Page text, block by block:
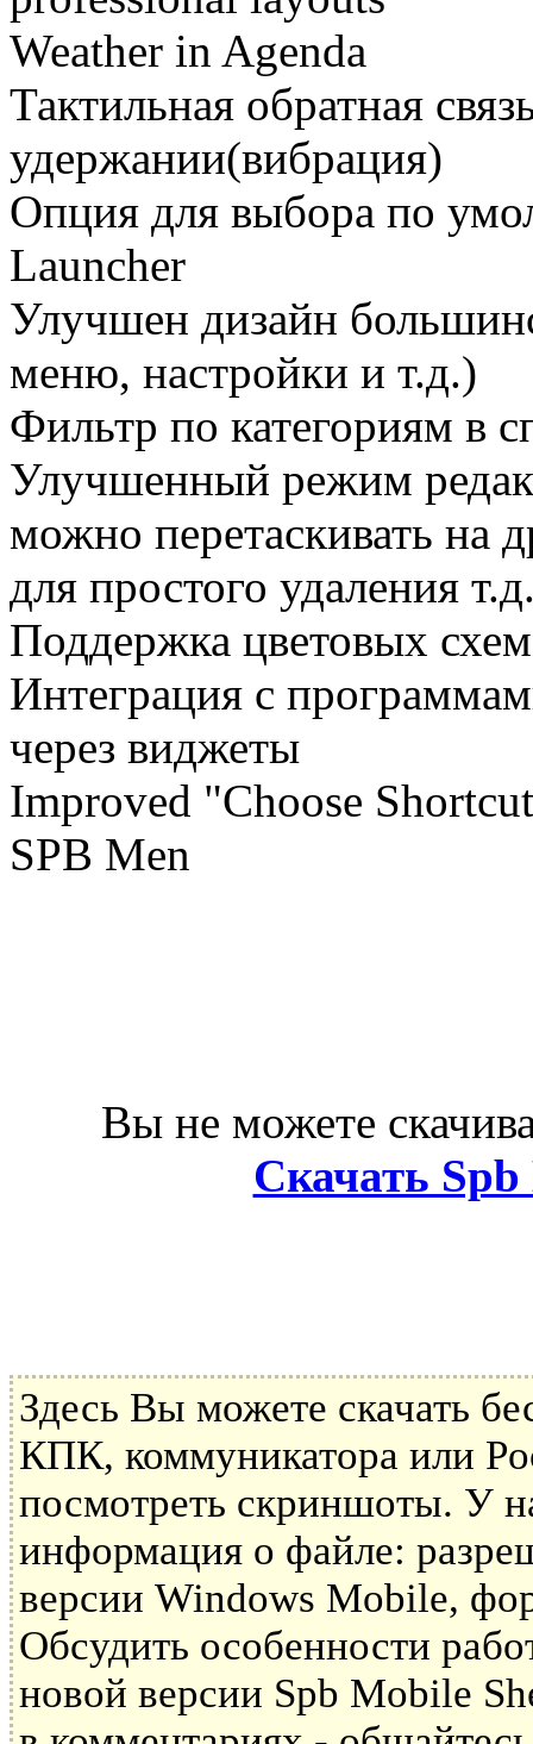
Weather in Agenda
Тактильная обратная
удержании(вибрация)
Опция для выбора по
Launcher
Улучшен дизайн
меню, настройки и т.д.)
Фильтр по категориям в
Улучшенный режим
можно перетаскивать на
для простого удаления
Поддержка цветовых
Интеграция с
через виджеты
Improved "Choose
SPB Men
Вы не можете
Скачать
Здесь Вы можете скачать
КПК, коммуникатора или
посмотреть скриншоты. У
информация о файле:
версии Windows Mobile,
Обсудить особенности
новой версии Spb Mobile